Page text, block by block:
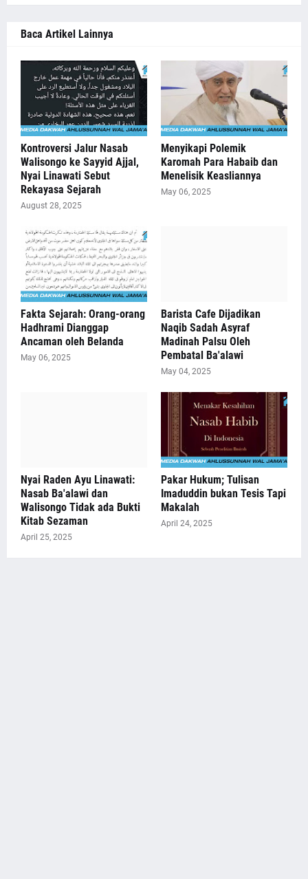
Baca Artikel Lainnya
Kontroversi Jalur Nasab
Walisongo ke Sayyid Ajjal,
Nyai Linawati Sebut
Rekayasa Sejarah
August 28, 2025
Menyikapi Polemik
Karomah Para Habaib dan
Menelisik Keasliannya
May 06, 2025
Fakta Sejarah: Orang-orang
Hadhrami Dianggap
Ancaman oleh Belanda
May 06, 2025
Barista Cafe Dijadikan
Naqib Sadah Asyraf
Madinah Palsu Oleh
Pembatal Ba'alawi
May 04, 2025
Nyai Raden Ayu Linawati:
Nasab Ba'alawi dan
Walisongo Tidak ada Bukti
Kitab Sezaman
April 25, 2025
Pakar Hukum; Tulisan
Imaduddin bukan Tesis Tapi
Makalah
April 24, 2025